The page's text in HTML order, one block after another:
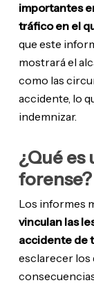
importantes
tráfico en el
que este
mostrará el
como las
accidente, lo
indemnizar.
¿Qué
forense?
Los informes
vinculan las
accidente de
esclarecer los